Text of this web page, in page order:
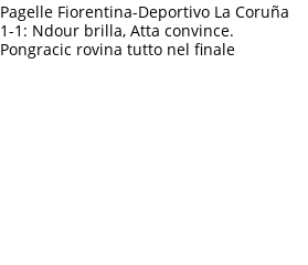
Pagelle Fiorentina-Deportivo La Coruña
1-1: Ndour brilla, Atta convince.
Pongracic rovina tutto nel finale